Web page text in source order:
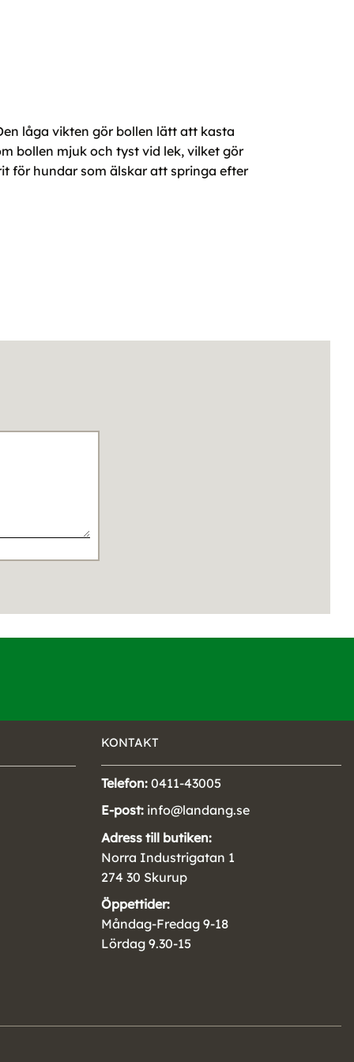
låga vikten gör bollen lätt att kasta
bollen mjuk och tyst vid lek, vilket gör
för hundar som älskar att springa efter
KONTAKT
Telefon: 0411-43005
E-post: info@landang.se
Adress till butiken:
Norra Industrigatan 1
274 30 Skurup
Öppettider:
Måndag-Fredag 9-18
Lördag 9.30-15